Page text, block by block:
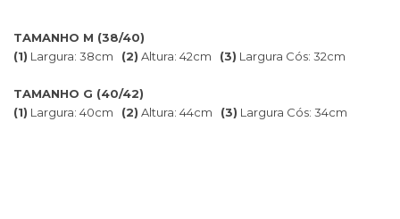
TAMANHO M (38/40)
(1) Largura: 38cm (2) Altura: 42cm (3) Largura Cós: 32cm
TAMANHO G (40/42)
(1) Largura: 40cm (2) Altura: 44cm (3) Largura Cós: 34cm